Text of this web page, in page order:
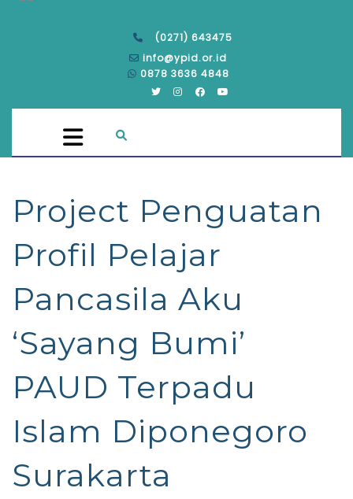
(0271) 643475
info@ypid.or.id
0878 3636 4848
Project Penguatan
Profil Pelajar
Pancasila Aku
‘Sayang Bumi’
PAUD Terpadu
Islam Diponegoro
Surakarta